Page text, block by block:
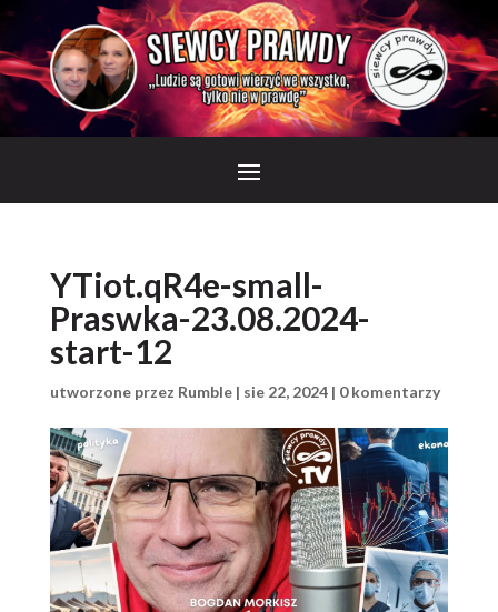
YTiot.qR4e-small-
Praswka-23.08.2024-
start-12
utworzone przez Rumble| sie 22, 2024| 0 komentarzy